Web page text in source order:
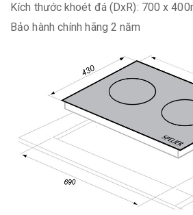
Kích thước khoét đá (DxR): 700 x
Bảo hành chính hãng 2 năm